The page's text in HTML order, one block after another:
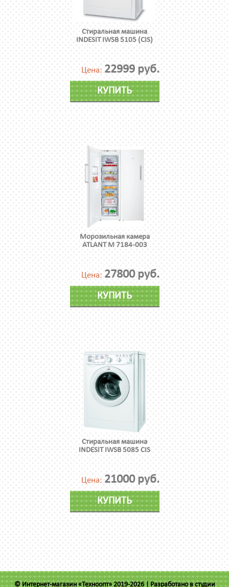
Стиральная машина
INDESIT IWSB 5105 (CIS)
Цена: 22999 руб.
КУПИТЬ
Морозильная камера
ATLANT М 7184-003
Цена: 27800 руб.
КУПИТЬ
Стиральная машина
INDESIT IWSB 5085 CIS
Цена: 21000 руб.
КУПИТЬ
© Интернет-магазин «Техноопт» 2019-2026 |Разработано в студии